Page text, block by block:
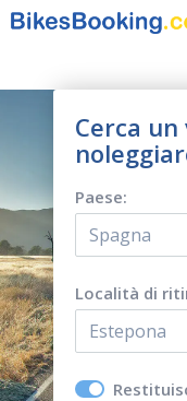
Cerca un
Paese:
Spagna
Località di
Estepona